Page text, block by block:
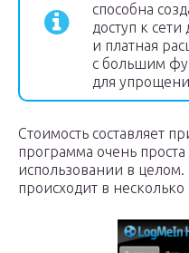
способна
доступ к
и платная
с большим
для
Стоимость составляет
программа очень
использовании в
происходит в